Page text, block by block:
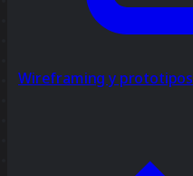
Wireframing y prototipos